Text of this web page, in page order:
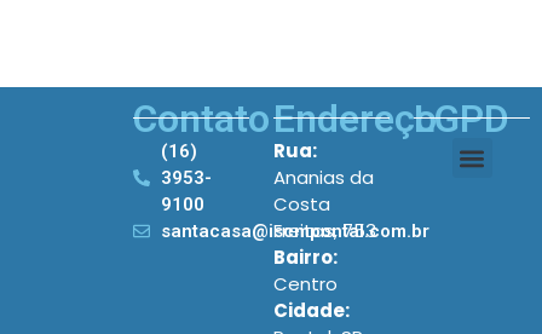
Contato
(16)
3953-
9100
santacasa@iscmpontal.com.br
Endereço
Rua:
Ananias da
Costa
Freitas, 753
Bairro:
Centro
Cidade:
LGPD